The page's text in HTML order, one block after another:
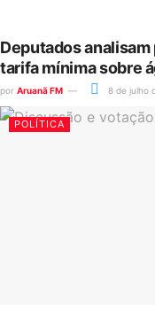
Deputados
tarifa mínima sobre
por Aruanã FM 8 de julho
POLÍTICA